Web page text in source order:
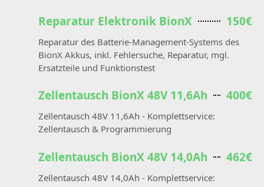
Reparatur Elektronik BionX 150€
Reparatur des Batterie-Management-Systems des
BionX Akkus, inkl. Fehlersuche, Reparatur, mgl.
Ersatzteile und Funktionstest
Zellentausch BionX 48V 11,6Ah 400€
Zellentausch 48V 11,6Ah - Komplettservice:
Zellentausch & Programmierung
Zellentausch BionX 48V 14,0Ah 462€
Zellentausch 48V 14,0Ah - Komplettservice: